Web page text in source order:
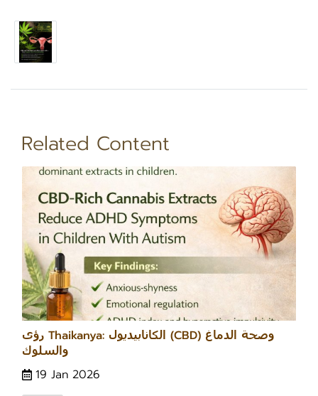
Related Content
رؤى Thaikanya: الكانابيديول (CBD) وصحة الدماغ
والسلوك
19 Jan 2026